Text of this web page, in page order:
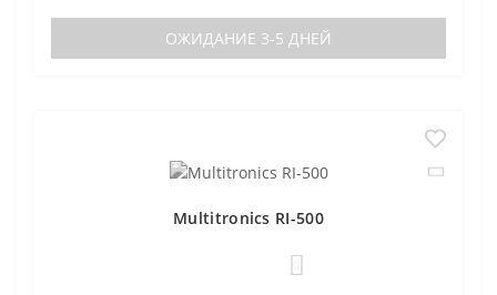
ОЖИДАНИЕ 3-5 ДНЕЙ
Multitronics RI-500